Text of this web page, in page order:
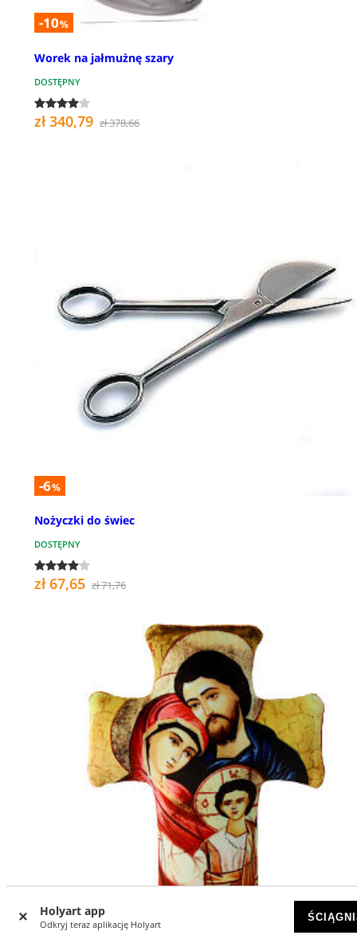
Holyart app
Odkryj teraz aplikację Holyart
-10%
Worek na jałmużnę szary
DOSTĘPNY
zł 340,79 zł 378,66
-6%
Nożyczki do świec
DOSTĘPNY
zł 67,65 zł 71,76